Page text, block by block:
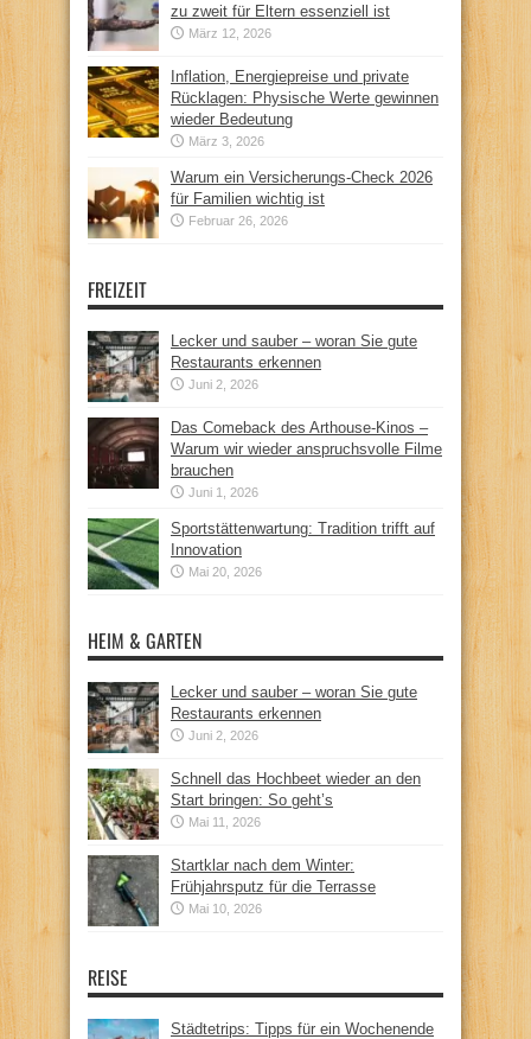
zu zweit für Eltern essenziell ist
März 12, 2026
Inflation, Energiepreise und private
Rücklagen: Physische Werte gewinnen
wieder Bedeutung
März 3, 2026
Warum ein Versicherungs-Check 2026
für Familien wichtig ist
Februar 26, 2026
FREIZEIT
Lecker und sauber – woran Sie gute
Restaurants erkennen
Juni 2, 2026
Das Comeback des Arthouse-Kinos –
Warum wir wieder anspruchsvolle Filme
brauchen
Juni 1, 2026
Sportstättenwartung: Tradition trifft auf
Innovation
Mai 20, 2026
HEIM & GARTEN
Lecker und sauber – woran Sie gute
Restaurants erkennen
Juni 2, 2026
Schnell das Hochbeet wieder an den
Start bringen: So geht’s
Mai 11, 2026
Startklar nach dem Winter:
Frühjahrsputz für die Terrasse
Mai 10, 2026
REISE
Städtetrips: Tipps für ein Wochenende